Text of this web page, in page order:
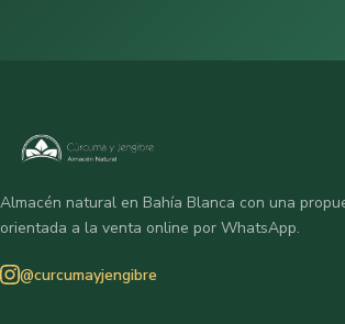
Almacén natural en Bahía Blanca con una
orientada a la venta online por WhatsApp.
@curcumayjengibre